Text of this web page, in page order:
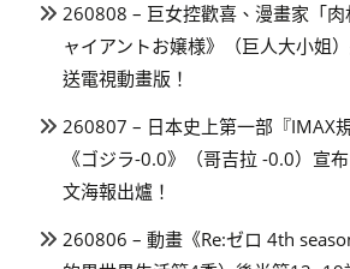
260808 – 巨女控歡喜、漫畫家「
ャイアントお嬢様》（巨人大小姐
送電視動畫版！
260807 – 日本史上第一部『IMAX
《ゴジラ-0.0》（哥吉拉 -0.0）宣
文海報出爐！
260806 – 動畫《Re:ゼロ 4th